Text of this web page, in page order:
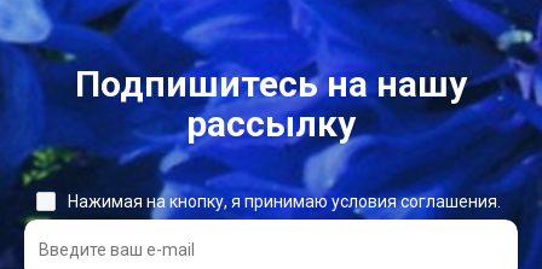
Подпишитесь на нашу
рассылку
Нажимая на кнопку, я принимаю условия соглашения.